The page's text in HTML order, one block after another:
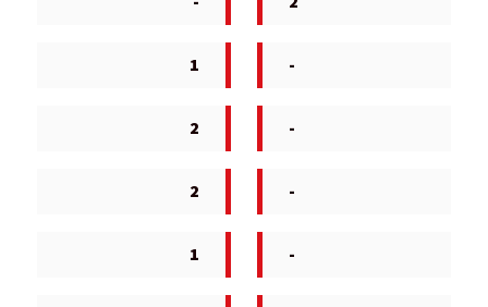
1 -
2 -
2 -
1 -